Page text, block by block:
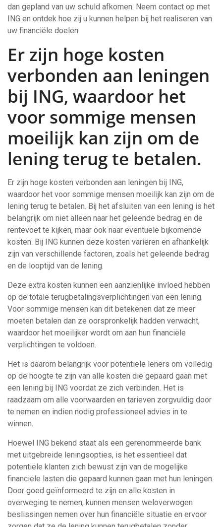
dan gepland van uw schuld afkomen. Neem contact op met
ING en ontdek hoe zij u kunnen helpen bij het realiseren van
uw financiële doelen.
Er zijn hoge kosten
verbonden aan leningen
bij ING, waardoor het
voor sommige mensen
moeilijk kan zijn om de
lening terug te betalen.
Er zijn hoge kosten verbonden aan leningen bij ING,
waardoor het voor sommige mensen moeilijk kan zijn om de
lening terug te betalen. Bij het afsluiten van een lening is het
belangrijk om niet alleen naar het geleende bedrag en de
rentevoet te kijken, maar ook naar eventuele bijkomende
kosten. Bij ING kunnen deze kosten variëren en afhankelijk
zijn van verschillende factoren, zoals het geleende bedrag
en de looptijd van de lening.
Deze extra kosten kunnen een aanzienlijke invloed hebben
op de totale terugbetalingsverplichtingen van een lening.
Voor sommige mensen kan dit betekenen dat ze meer
moeten betalen dan ze oorspronkelijk hadden verwacht,
waardoor het moeilijker wordt om aan hun financiële
verplichtingen te voldoen.
Het is daarom belangrijk voor potentiële leners om volledig
op de hoogte te zijn van alle kosten die gepaard gaan met
een lening bij ING voordat ze zich verbinden. Het is
raadzaam om alle voorwaarden en tarieven zorgvuldig door
te nemen en indien nodig professioneel advies in te
winnen.
Hoewel ING bekend staat als een gerenommeerde bank
met uitgebreide leningsopties, is het essentieel dat
potentiële klanten zich bewust zijn van de mogelijke
financiële lasten die gepaard kunnen gaan met hun leningen.
Door goed geïnformeerd te zijn en alle kosten in
overweging te nemen, kunnen mensen weloverwogen
beslissingen nemen over hun financiële situatie en ervoor